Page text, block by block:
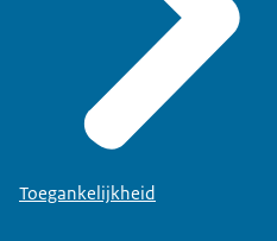
Toegankelijkheid